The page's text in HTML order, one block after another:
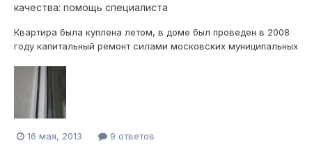
качества: помощь специалиста
Квартира была куплена летом, в доме был проведен в 2008
году капитальный ремонт силами московских муниципальных
стеклопакетов не знаю, может быть, спецы определят по
фото. Предполагался внутренний ремонт квартиры, но вышла
задержка на год. Зимой я туда пр...
16 мая, 2013 9 ответов